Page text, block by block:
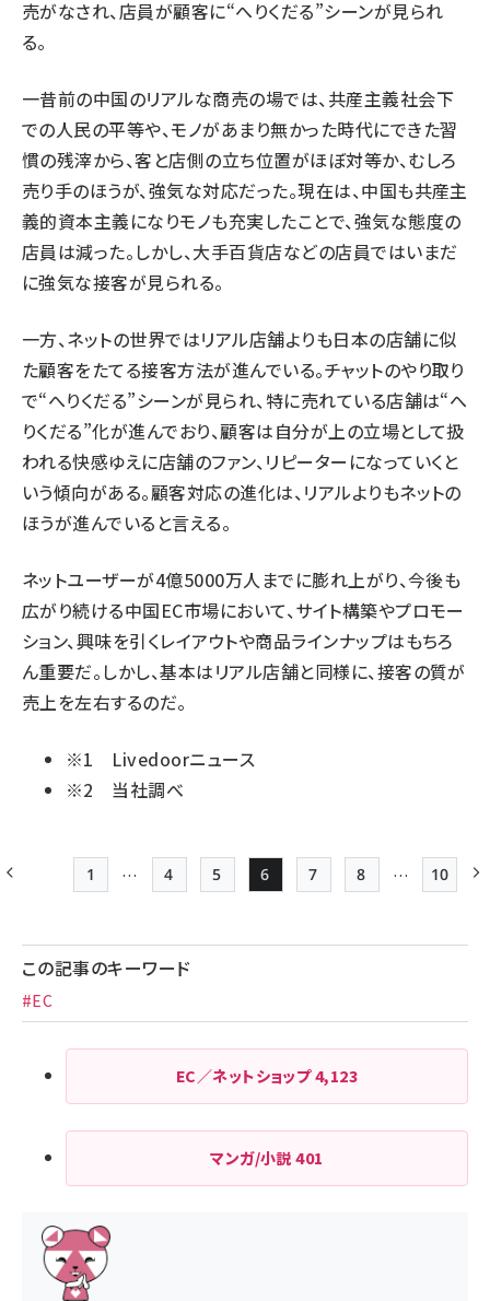
売がなされ、店員が顧客に“へりくだる”シーンが見られ
る。
一昔前の中国のリアルな商売の場では、共産主義社会下
での人民の平等や、モノがあまり無かった時代にできた習
慣の残滓から、客と店側の立ち位置がほぼ対等か、むしろ
売り手のほうが、強気な対応だった。現在は、中国も共産主
義的資本主義になりモノも充実したことで、強気な態度の
店員は減った。しかし、大手百貨店などの店員ではいまだ
に強気な接客が見られる。
一方、ネットの世界ではリアル店舗よりも日本の店舗に似
た顧客をたてる接客方法が進んでいる。チャットのやり取り
で“へりくだる”シーンが見られ、特に売れている店舗は“へ
りくだる”化が進んでおり、顧客は自分が上の立場として扱
われる快感ゆえに店舗のファン、リピーターになっていくと
いう傾向がある。顧客対応の進化は、リアルよりもネットの
ほうが進んでいると言える。
ネットユーザーが4億5000万人までに膨れ上がり、今後も
広がり続ける中国EC市場において、サイト構築やプロモー
ション、興味を引くレイアウトや商品ラインナップはもちろ
ん重要だ。しかし、基本はリアル店舗と同様に、接客の質が
売上を左右するのだ。
※1 Livedoorニュース
※2 当社調べ
り
前ページ 先頭ページ
1 …
Page
4
Page
5
Page
6
Page
7
Page
8 …
最終ペ
10
この記事のキーワード
#EC
EC／ネットショップ4,123
マンガ/小説401